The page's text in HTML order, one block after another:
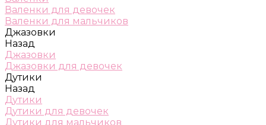
Валенки для девочек
Валенки для мальчиков
Джазовки
Назад
Джазовки
Джазовки для девочек
Дутики
Назад
Дутики
Дутики для девочек
Дутики для мальчиков